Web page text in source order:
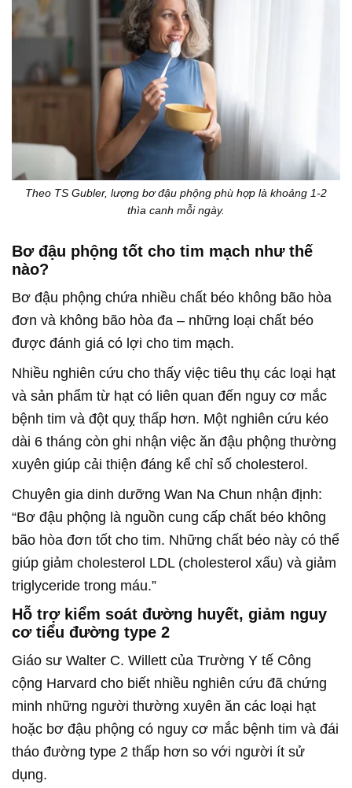
Theo TS Gubler, lượng bơ đậu phộng phù hợp là khoảng 1-2
thìa canh mỗi ngày.
Bơ đậu phộng tốt cho tim mạch như thế
nào?
Bơ đậu phộng chứa nhiều chất béo không bão hòa
đơn và không bão hòa đa – những loại chất béo
được đánh giá có lợi cho tim mạch.
Nhiều nghiên cứu cho thấy việc tiêu thụ các loại hạt
và sản phẩm từ hạt có liên quan đến nguy cơ mắc
bệnh tim và đột quỵ thấp hơn. Một nghiên cứu kéo
dài 6 tháng còn ghi nhận việc ăn đậu phộng thường
xuyên giúp cải thiện đáng kể chỉ số cholesterol.
Chuyên gia dinh dưỡng Wan Na Chun nhận định:
“Bơ đậu phộng là nguồn cung cấp chất béo không
bão hòa đơn tốt cho tim. Những chất béo này có thể
giúp giảm cholesterol LDL (cholesterol xấu) và giảm
triglyceride trong máu.”
Hỗ trợ kiểm soát đường huyết, giảm nguy
cơ tiểu đường type 2
Giáo sư Walter C. Willett của Trường Y tế Công
cộng Harvard cho biết nhiều nghiên cứu đã chứng
minh những người thường xuyên ăn các loại hạt
hoặc bơ đậu phộng có nguy cơ mắc bệnh tim và đái
tháo đường type 2 thấp hơn so với người ít sử
dụng.